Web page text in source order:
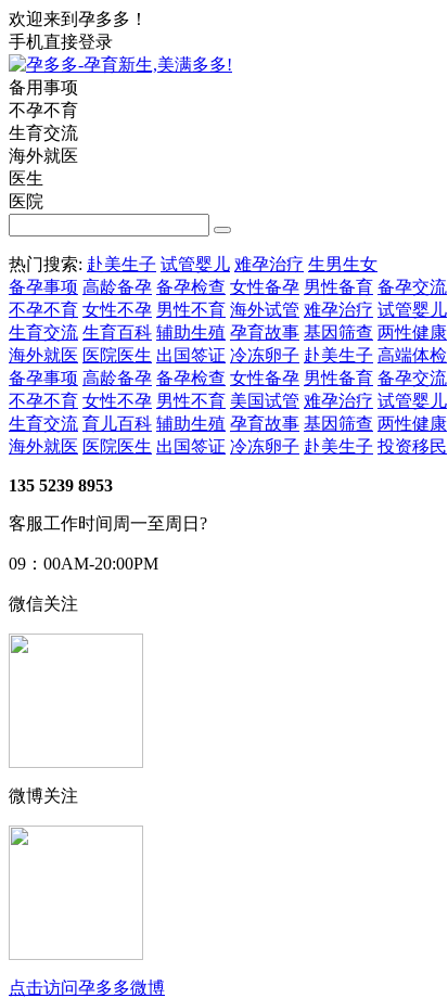
欢迎来到孕多多！
手机直接登录
备用事项
不孕不育
生育交流
海外就医
医生
医院
热门搜索: 赴美生子 试管婴儿 难孕治疗 生男生女
备孕事项 高龄备孕 备孕检查 女性备孕 男性备育 备孕交流
不孕不育 女性不孕 男性不育 海外试管 难孕治疗 试管婴儿
生育交流 生育百科 辅助生殖 孕育故事 基因筛查 两性健康
海外就医 医院医生 出国签证 冷冻卵子 赴美生子 高端体检
备孕事项 高龄备孕 备孕检查 女性备孕 男性备育 备孕交流
不孕不育 女性不孕 男性不育 美国试管 难孕治疗 试管婴儿
生育交流 育儿百科 辅助生殖 孕育故事 基因筛查 两性健康
海外就医 医院医生 出国签证 冷冻卵子 赴美生子 投资移民
135 5239 8953
客服工作时间周一至周日?
09：00AM-20:00PM
微信关注
微博关注
点击访问孕多多微博